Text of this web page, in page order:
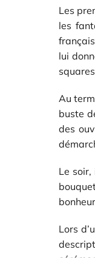
Les
les
lui
Au
buste
des
Le
Lors